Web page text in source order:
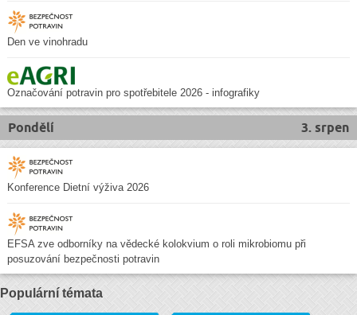
Den ve vinohradu
Označování potravin pro spotřebitele 2026 - infografiky
3. srpen
Pondělí
Konference Dietní výživa 2026
EFSA zve odborníky na vědecké kolokvium o roli mikrobiomu při
posuzování bezpečnosti potravin
Populární témata